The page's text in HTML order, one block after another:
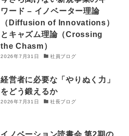
ワード – イノベーター理論
（Diffusion of Innovations）
とキャズム理論（Crossing
the Chasm）
2026年7月31日 社員ブログ
経営者に必要な「やりぬく力」
をどう鍛えるか
2026年7月31日 社長ブログ
イノベーション読書会 第2期の